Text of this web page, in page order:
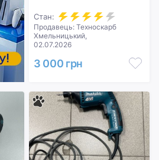
Стан:
Продавець: Техноскарб
Хмельницький,
02.07.2026
3 000 грн